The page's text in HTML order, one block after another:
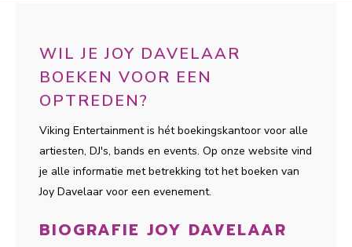
WIL JE JOY DAVELAAR
BOEKEN VOOR EEN
OPTREDEN?
Viking Entertainment is hét boekingskantoor voor alle
artiesten, DJ's, bands en events. Op onze website vind
je alle informatie met betrekking tot het boeken van
Joy Davelaar voor een evenement.
BIOGRAFIE JOY DAVELAAR